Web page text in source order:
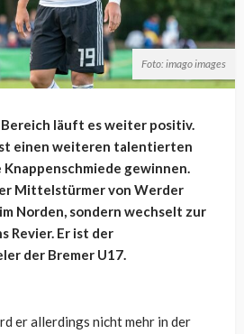
Foto: imago images
läuft es weiter positiv.
einen weiteren talentierten
gewinnen.
Mittelstürmer von Werder
Norden, sondern wechselt zur
Revier. Er ist der
der Bremer U17.
er allerdings nicht mehr in der